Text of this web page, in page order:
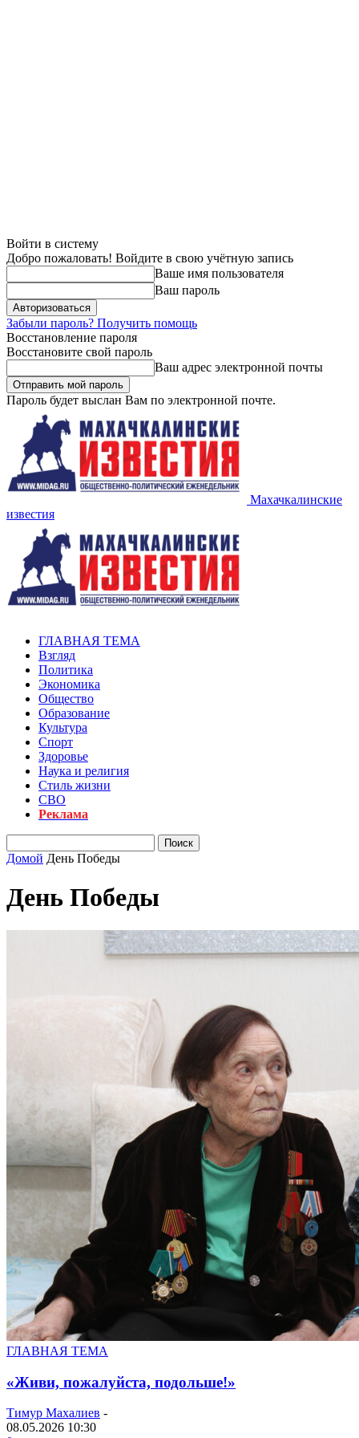
Войти в систему
Добро пожаловать! Войдите в свою учётную запись
Ваше имя пользователя
Ваш пароль
Забыли пароль? Получить помощь
Восстановление пароля
Восстановите свой пароль
Ваш адрес электронной почты
Пароль будет выслан Вам по электронной почте.
Махачкалинские
известия
ГЛАВНАЯ ТЕМА
Взгляд
Политика
Экономика
Общество
Образование
Культура
Спорт
Здоровье
Наука и религия
Стиль жизни
СВО
Реклама
Домой День Победы
День Победы
ГЛАВНАЯ ТЕМА
«Живи, пожалуйста, подольше!»
Тимур Махалиев -
08.05.2026 10:30